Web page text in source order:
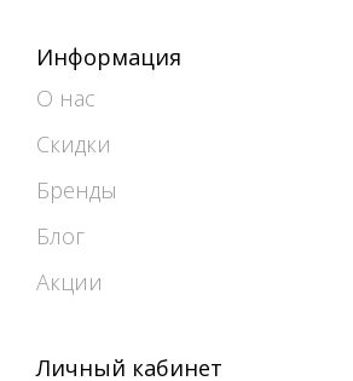
Информация
О нас
Скидки
Бренды
Блог
Акции
Личный кабинет